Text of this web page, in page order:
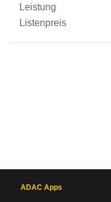
ADAC Apps